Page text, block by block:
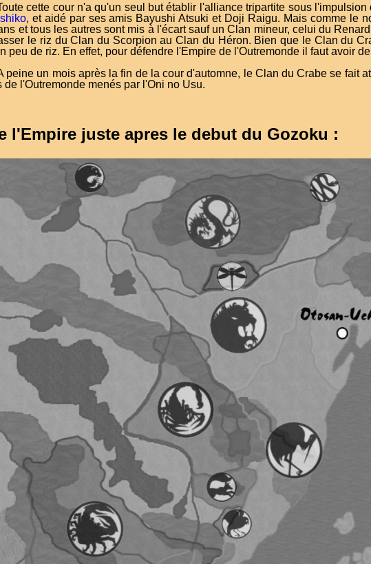
cette cour n'a qu'un seul but établir l'alliance tripartite sous
, et aidé par ses amis Bayushi Atsuki et Doji Raigu. Mais comme le
et tous les autres sont mis à l'écart sauf un Clan mineur, celui du
le riz du Clan du Scorpion au Clan du Héron. Bien que le Clan du
peu de riz. En effet, pour défendre l'Empire de l'Outremonde il faut avoir
peine un mois après la fin de la cour d'automne, le Clan du Crabe se fait
de l'Outremonde menés par l'Oni no Usu.
l'Empire juste apres le debut du Gozoku :